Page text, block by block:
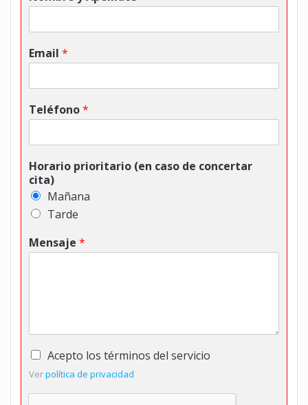
Email *
Teléfono*
Horario prioritario (en caso de concertar
cita)
Mañana
Tarde
Mensaje *
T
é
r
m
Acepto los términos del servicio
Verpolítica de privacidad